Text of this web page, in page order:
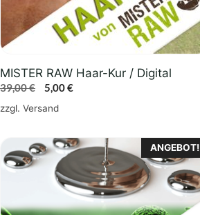
MISTER RAW Haar-Kur / Digital
39,00€
Ursprünglicher
Preis
39,00 €
5,00€Aktueller
5,00 €.
zzgl. Versand
ANGEBOT!